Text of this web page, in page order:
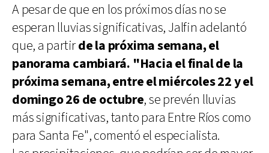
A pesar de que en los próximos días no se
esperan lluvias significativas, Jalfin adelantó
que, a partirde la próxima semana, el
panorama cambiará. "Hacia el final de la
próxima semana, entre el miércoles 22 y el
domingo 26 de octubre, se prevén lluvias
más significativas, tanto para Entre Ríos como
para Santa Fe", comentó el especialista.